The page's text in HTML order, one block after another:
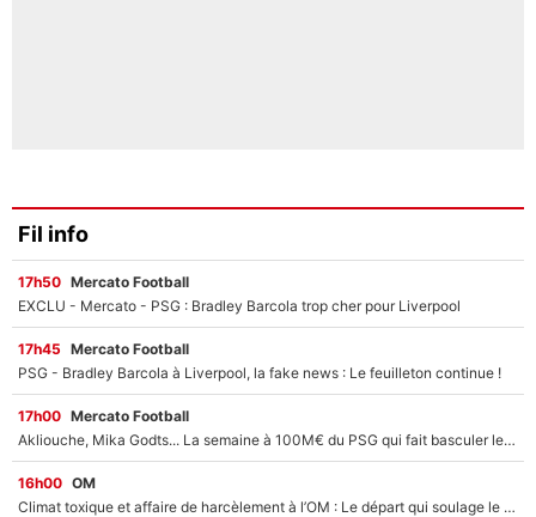
Fil info
17h50 Mercato Football
EXCLU - Mercato - PSG : Bradley Barcola trop cher pour Liverpool
17h45 Mercato Football
PSG - Bradley Barcola à Liverpool, la fake news : Le feuilleton continue !
17h00 Mercato Football
Akliouche, Mika Godts... La semaine à 100M€ du PSG qui fait basculer le mercato du PSG !
16h00 OM
Climat toxique et affaire de harcèlement à l’OM : Le départ qui soulage le vestiaire de Bruno Genesio